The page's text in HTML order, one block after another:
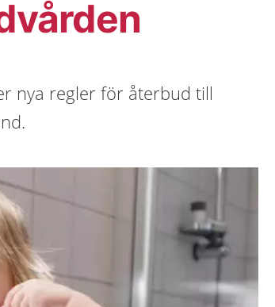
nya regler för återbud till